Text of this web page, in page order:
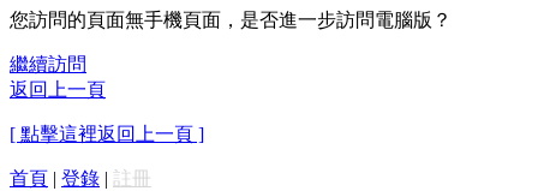
您訪問的頁面無手機頁面，是否進一步訪問電腦版？
繼續訪問
返回上一頁
[ 點擊這裡返回上一頁 ]
首頁 | 登錄 | 註冊